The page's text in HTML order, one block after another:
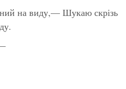
на виду,— Шукаю скрізь